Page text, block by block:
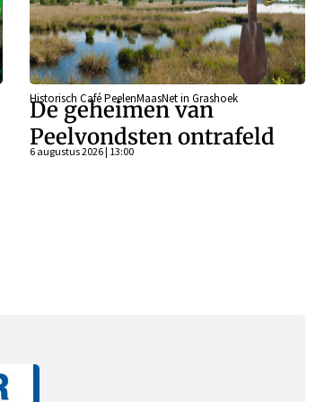
Historisch Café PeelenMaasNet in Grashoek
De geheimen van
Peelvondsten ontrafeld
6 augustus 2026 | 13:00